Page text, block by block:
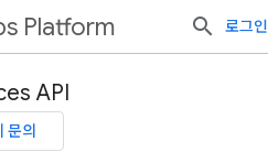
Platform 로그인
API
문의